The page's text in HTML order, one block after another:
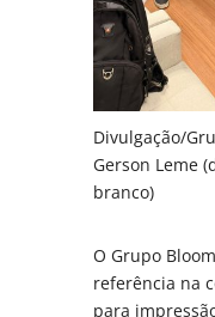
Divulgação/
Gerson Leme
branco)
O Grupo
referência na
para